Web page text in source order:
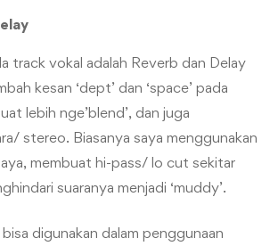
track vokal adalah Reverb dan Delay
kesan ‘dept’ dan ‘space’ pada
lebih nge’blend’, dan juga
stereo. Biasanya saya menggunakan
membuat hi-pass/ lo cut sekitar
suaranya menjadi ‘muddy’.
digunakan dalam penggunaan